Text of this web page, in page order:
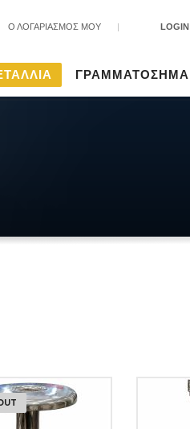
Ο ΛΟΓΑΡΙΑΣΜΟΣ ΜΟΥ | LOGIN
ΓΡΑΜΜΑΤΟΣΗΜΑ